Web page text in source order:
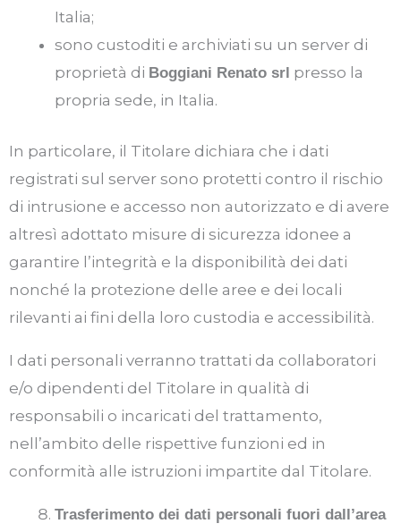
Italia;
sono custoditi e archiviati su un server di
proprietà di Boggiani Renato srl presso la
propria sede, in Italia.
In particolare, il Titolare dichiara che i dati
registrati sul server sono protetti contro il rischio
di intrusione e accesso non autorizzato e di avere
altresì adottato misure di sicurezza idonee a
garantire l’integrità e la disponibilità dei dati
nonché la protezione delle aree e dei locali
rilevanti ai fini della loro custodia e accessibilità.
I dati personali verranno trattati da collaboratori
e/o dipendenti del Titolare in qualità di
responsabili o incaricati del trattamento,
nell’ambito delle rispettive funzioni ed in
conformità alle istruzioni impartite dal Titolare.
Trasferimento dei dati personali fuori dall’area